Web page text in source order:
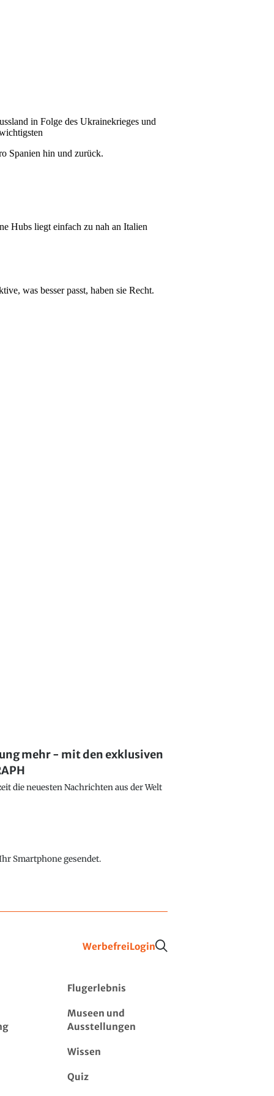
mehr - mit den exklusiven
die neuesten Nachrichten aus der Welt
Smartphone gesendet.
WerbefreiLogin
Flugerlebnis
Museen und
Ausstellungen
Wissen
Quiz